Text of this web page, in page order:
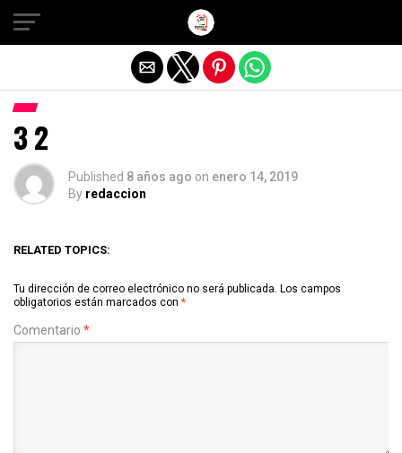
3 2
Published 8 años ago on enero 14, 2019
By redaccion
RELATED TOPICS:
Tu dirección de correo electrónico no será publicada. Los campos
obligatorios están marcados con *
Comentario *
Salir de la versión móvil